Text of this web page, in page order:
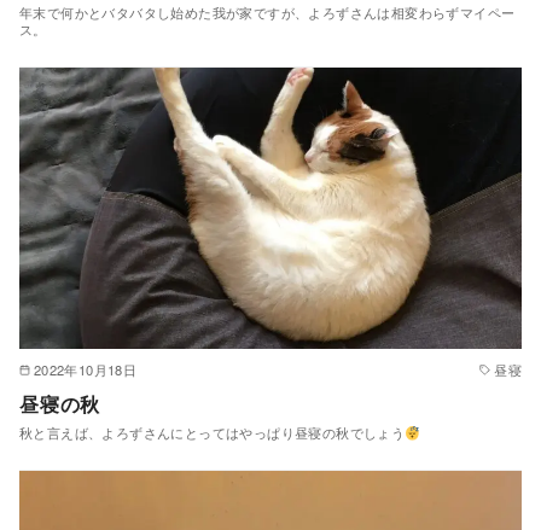
年末で何かとバタバタし始めた我が家ですが、よろずさんは相変わらずマイペー
ス。
2022年10月18日 昼寝
昼寝の秋
秋と言えば、よろずさんにとってはやっぱり昼寝の秋でしょう